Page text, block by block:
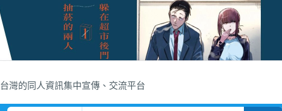
台灣的同人資訊集中宣傳、交流平台